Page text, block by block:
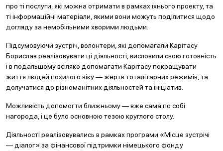
про ті послуги, які можна отримати в рамках їхнього проекту, та
ті інформаційні матеріали, якими вони можуть поділитися щодо
догляду за немобільними хворими людьми.
Підсумовуючи зустріч, волонтери, які допомагали Карітасу
Борислав реалізовувати ці діяльності, висловили свою готовність
і в подальшому всіляко допомагати Карітасу покращувати
життя людей похилого віку — жертв тоталітарних режимів, та
долучатися до різноманітних діяльностей та ініціатив.
Можливість допомогти ближньому — вже сама по собі
нагорода, і це було основною тезою круглого столу.
Діяльності реалізовувались в рамках програми «Місце зустрічі
— діалог» за фінансової підтримки німецького фонду